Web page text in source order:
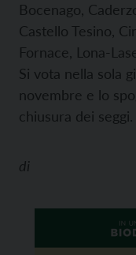
Bocenago,
Castello Tesino,
Fornace, Lona-
Si vota nella sola
novembre e lo
chiusura dei seggi.
di